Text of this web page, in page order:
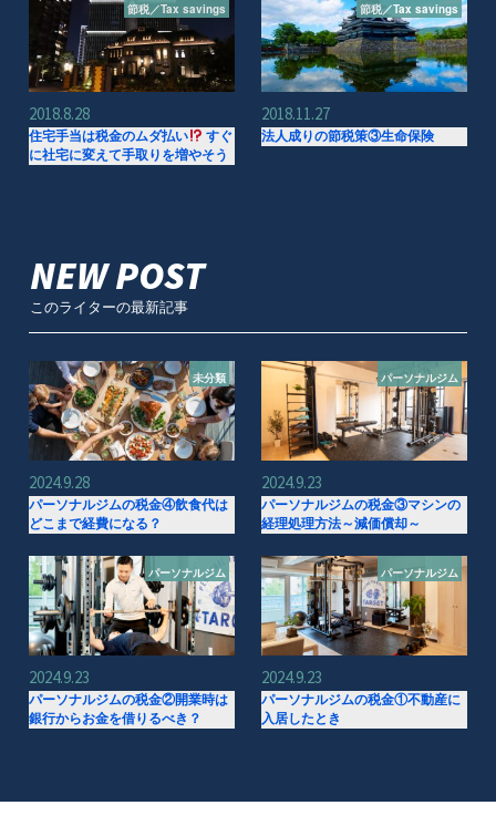
節税／Tax savings
2018.8.28
住宅手当は税金のムダ払い
すぐ
に社宅に変えて手取りを増やそう
節税／Tax savings
2018.11.27
法人成りの節税策③生命保険
NEW POST
このライターの最新記事
未分類
2024.9.28
パーソナルジムの税金④飲食代は
どこまで経費になる？
パーソナルジム
2024.9.23
パーソナルジムの税金③マシンの
経理処理方法～減価償却～
パーソナルジム
2024.9.23
パーソナルジムの税金②開業時は
銀行からお金を借りるべき？
パーソナルジム
2024.9.23
パーソナルジムの税金①不動産に
入居したとき